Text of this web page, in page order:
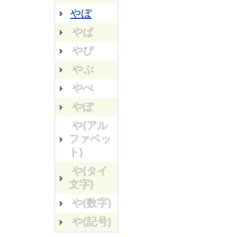
やぼ
やぱ
やぴ
やぷ
やぺ
やぽ
や(アル
ファベッ
ト)
や(タイ
文字)
や(数字)
や(記号)